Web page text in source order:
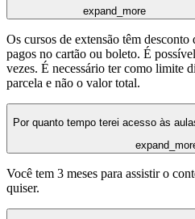
expand_more
Os cursos de extensão têm
pagos no cartão ou boleto. É
vezes. É necessário ter como limite
parcela e não o valor total.
Por quanto tempo terei acesso às
Você tem 3 meses para assistir o
quiser.